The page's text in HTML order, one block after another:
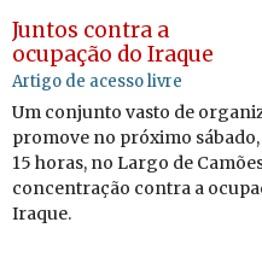
Juntos contra a
ocupação do Iraque
Artigo de acesso livre
Um conjunto vasto de
promove no próximo sábado,
15 horas, no Largo de
concentração contra a
Iraque.